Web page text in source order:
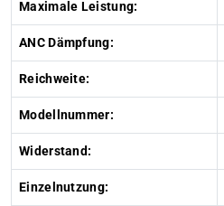
Maximale Leistung:
ANC Dämpfung:
Reichweite:
Modellnummer:
Widerstand:
Einzelnutzung: